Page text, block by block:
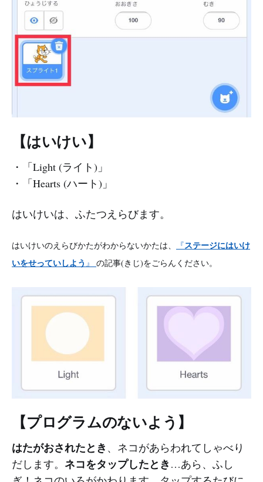
【はいけい】
・「Light (ライト)」
・「Hearts (ハート)」
はいけいは、ふたつえらびます。
はいけいのえらびかたがわからないかたは、 『ステージにはいけ
いをせっていしよう 』 の記事(きじ)をごらんください。
【プログラムのないよう】
はたがおされたとき 、ネコがあらわれてしゃべり
だします。 ネコをタップしたとき …あら、ふし